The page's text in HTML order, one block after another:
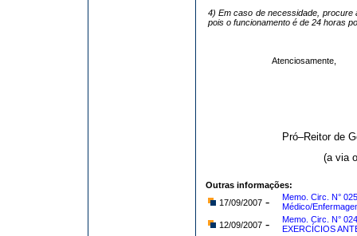
4) Em caso de necessidade,
pois o funcionamento é de 24 horas
Atenciosamente,
Pró–Reitor de
(a via
Outras informações:
17/09/2007-
Memo. Circ. N°
Médico/
12/09/2007-
Memo. Circ. N°
EXERCÍCIOS